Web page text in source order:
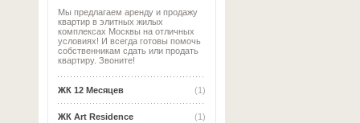
Мы предлагаем аренду и продажу
квартир в элитных жилых
комплексах Москвы на отличных
условиях! И всегда готовы помочь
собственникам сдать или продать
квартиру. Звоните!
(1)
ЖК 12 Месяцев
(1)
ЖК Art Residence